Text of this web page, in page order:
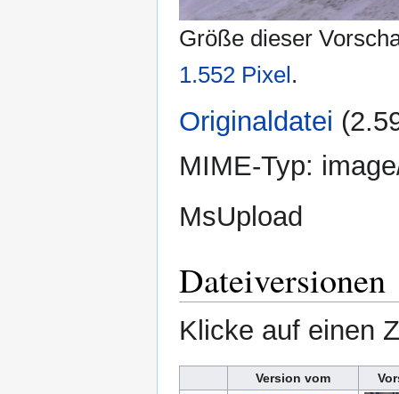
Größe dieser
1.552 Pixel.
Originaldatei
MIME-Typ:
MsUpload
Dateiversionen
Klicke auf einen
Version vom